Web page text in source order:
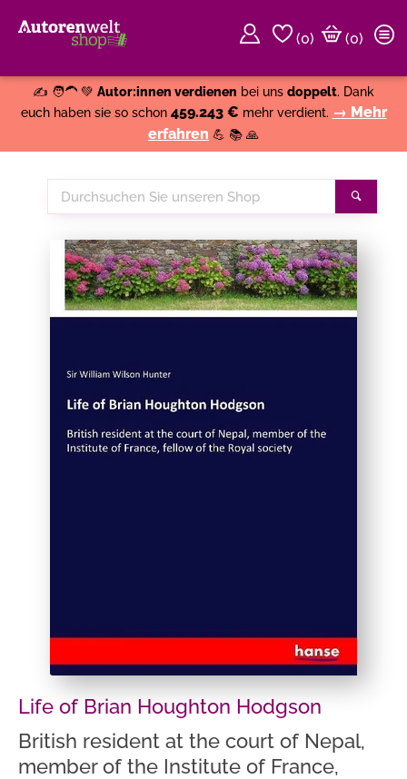
(0)
(0)
✍️ 🧑‍🦱 💚 Autor:innen verdienen bei uns doppelt. Dank
euch haben sie so schon 459.243 € mehr verdient. → Mehr
erfahren 💪 📚 🙏
Durchsuchen
Sie
Shop
Life of Brian Houghton Hodgson
British resident at the court of Nepal,
member of the Institute of France,